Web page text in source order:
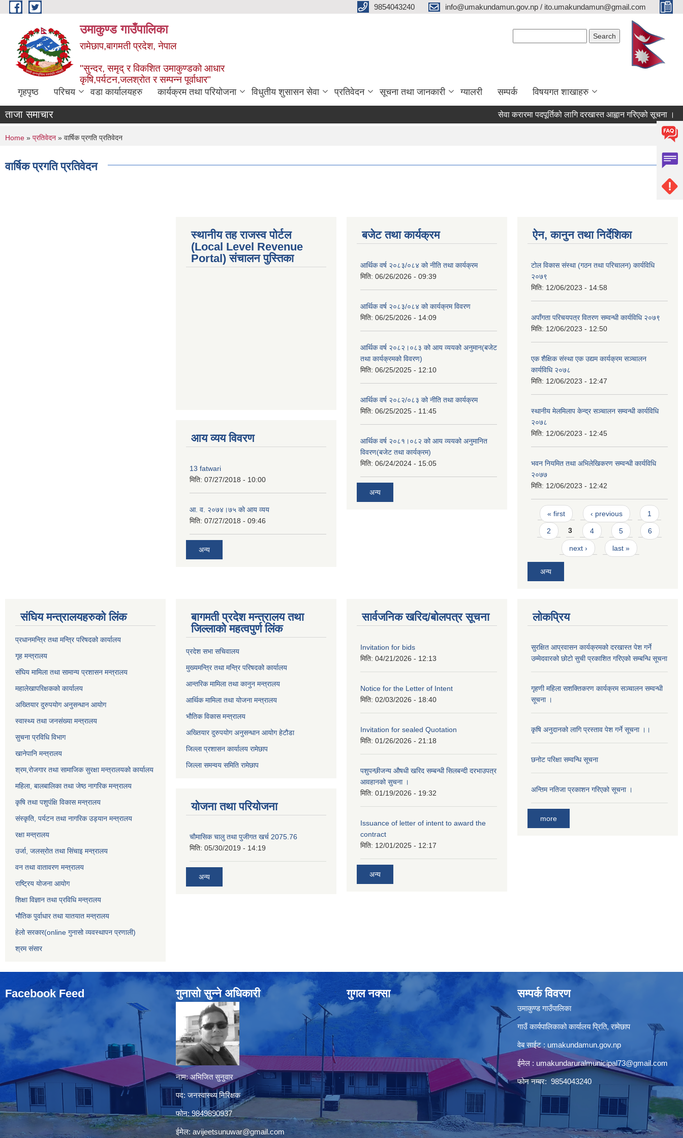
Skip to main content 9854043240 info@umakundamun.gov.np / ito.umakundamun@gmail.com
उमाकुण्ड गाउँपालिका
रामेछाप,बागमती प्रदेश, नेपाल
"सुन्दर, समृद् र विकशित उमाकुण्डको आधार
कृषि,पर्यटन,जलश्रोत र सम्पन्न पूर्वाधार"
गृहपृष्ठ परिचय वडा कार्यालयहरु कार्यक्रम तथा परियोजना विधुतीय शुसासन सेवा प्रतिवेदन सूचना तथा जानकारी ग्यालरी सम्पर्क विषयगत शाखाहरु
ताजा समाचार सेवा करारमा पदपूर्तिको लागि दरखास्त आह्वान गरिएको सूचना ।
You are here
Home » प्रतिवेदन » वार्षिक प्रगति प्रतिवेदन
वार्षिक प्रगति प्रतिवेदन
स्थानीय तह राजस्व पोर्टल
(Local Level Revenue
Portal) संचालन पुस्तिका
आय व्यय विवरण
13 fatwari
मिति: 07/27/2018 - 10:00
आ‍. व. २०७४।७५ काे आय व्यय
मिति: 07/27/2018 - 09:46
अन्य
बजेट तथा कार्यक्रम
आर्थिक वर्ष २०८३/०८४ को नीति तथा कार्यक्रम
मिति: 06/26/2026 - 09:39
आर्थिक वर्ष २०८३/०८४ को कार्यक्रम विवरण
मिति: 06/25/2026 - 14:09
आर्थिक वर्ष २०८२।०८३ को आय व्ययको अनुमान(बजेट
तथा कार्यक्रमको विवरण)
मिति: 06/25/2025 - 12:10
आर्थिक वर्ष २०८२/०८३ को नीति तथा कार्यक्रम
मिति: 06/25/2025 - 11:45
आर्थिक वर्ष २०८१।०८२ को आय व्ययको अनुमानित
विवरण(बजेट तथा कार्यक्रम)
मिति: 06/24/2024 - 15:05
अन्य
ऐन, कानुन तथा निर्देशिका
टोल विकास संस्था (गठन तथा परिचालन) कार्यविधि
२०७९
मिति: 12/06/2023 - 14:58
अपाँगता परिचयपत्र वितरण सम्वन्धी कार्यविधि २०७९
मिति: 12/06/2023 - 12:50
एक शैक्षिक संस्था एक उद्यम कार्यक्रम सञ्चालन
कार्यविधि २०७८
मिति: 12/06/2023 - 12:47
स्थानीय मेलमिलाप केन्द्र सञ्चालन सम्वन्धी कार्यविधि
२०७८
मिति: 12/06/2023 - 12:45
भवन नियमित तथा अभिलेखिकरण सम्वन्धी कार्यविधि
२०७७
मिति: 12/06/2023 - 12:42
Pages
« first ‹ previous 1
2 3 4 5 6
next › last »
अन्य
संघिय मन्त्र‍ालयहरुको लिंक
प्रधानमन्त्रि तथा मन्त्रि परिषदको कार्यालय
गृह मन्त्रालय
संघिय मामिला तथा सामान्य प्रशासन मन्त्रालय
महालेखापरिक्षकको कार्यालय
अख्तियार दुरुपयोग अनुसन्धान आयोग
स्वास्थ्य तथा जनसंख्या मन्त्रालय
सुचना प्रविधि विभाग
खानेपानि मन्त्रालय
श्रम,रोजगार तथा सामाजिक सुरक्षा मन्त्रालयको कार्यालय
महिला, बालबालिका तथा जेष्ठ नागरिक मन्त्रालय
कृषि तथा पशुपंक्षि विकास मन्त्रालय
संस्कृति, पर्यटन तथा नागरिक उड्‍यान मन्त्रालय
रक्षा मन्त्रालय
उर्जा, जलस्रोत तथा सिंचाइ मन्त्रालय
वन तथा वातावरण मन्त्रालय
राष्ट्रिय योजना आयोग
शिक्षा विज्ञान तथा प्रविधि मन्त्रालय
भौतिक पुर्वाधार तथा यातयात मन्त्रालय
हेलो सरकार(online गुनासो व्यवस्थापन प्रणाली)
श्रम संसार
बागमती प्रदेश मन्त्रालय तथा
जिल्लाको महत्वपुर्ण लिंक
प्रदेश सभा सचिवालय
मुख्यमन्त्रि तथा मन्त्रि परिषदको कार्यालय
आन्तरिक मामिला तथा कानुन मन्त्रालय
आर्थिक मामिला तथा योजना मन्त्रालय
भौतिक विकास मन्त्रालय
अख्तियार दुरुपयोग अनुसन्धान आयोग हेटौडा
जिल्ला प्रशासन कार्यालय रामेछाप
जिल्ला समन्वय समिति रामेछाप
योजना तथा परियोजना
चाैमासिक चालु तथा पुजीगत खर्च 2075.76
मिति: 05/30/2019 - 14:19
अन्य
सार्वजनिक खरिद/बोलपत्र सूचना
Invitation for bids
मिति: 04/21/2026 - 12:13
Notice for the Letter of Intent
मिति: 02/03/2026 - 18:40
Invitation for sealed Quotation
मिति: 01/26/2026 - 21:18
पशुपन्छीजन्य औषधी खरिद सम्बन्धी सिलबन्दी दरभाउपत्र
आवहानको सुचना ।
मिति: 01/19/2026 - 19:32
Issuance of letter of intent to award the
contract
मिति: 12/01/2025 - 12:17
अन्य
लोकप्रिय
सुरक्षित आप्रवासन कार्यक्रमको दरखास्त पेश गर्ने
उम्मेदवारको छोटो सुची प्रकाशित गरिएको सम्बन्धि सूचना
गृहणी महिला सशक्तिकरण कार्यक्रम सञ्चालन सम्वन्धी
सूचना ।
कृषि अनुदानको लागि प्रस्ताव पेश गर्ने सूचना ।।
छनोट परिक्षा सम्वन्धि सूचना
अन्तिम नतिजा प्रकाशन गरिएको सूचना ।
more
Facebook Feed गुनासो सुन्‍ने अधिकारी
नाम: अभिजित सुनुवार
पद: जनस्वास्थ्य निरिक्षक
फोन: 9849890937
ईमेल: avijeetsunuwar@gmail.com
गुगल नक्सा
premium bootstrap themes
सम्पर्क विवरण
उमाकुण्ड गाउँपालिका
गाउँ कार्यपालिकाको कार्यालय प्रिति, रामेछाप
वेब साईट : umakundamun.gov.np
ईमेल : umakundaruralmunicipal73@gmail.com
फोन नम्बर: 9854043240